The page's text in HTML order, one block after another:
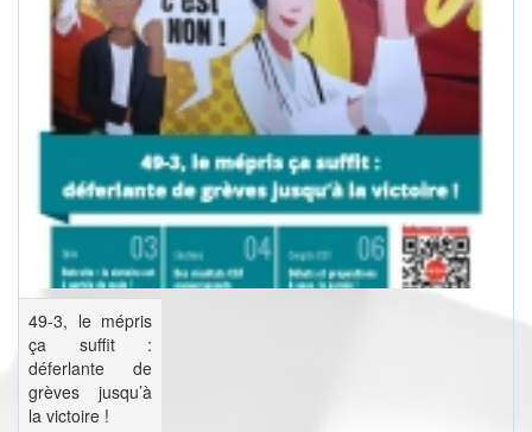
49-3, le mépris
ça suffit :
déferlante de
grèves jusqu’à
la victoire !